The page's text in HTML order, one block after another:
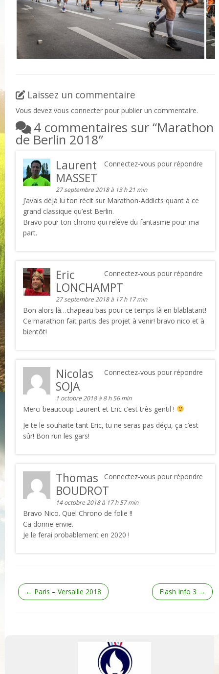
Laissez un commentaire
Vous devez vous connecter pour publier un commentaire.
4 commentaires sur “Marathon
de Berlin 2018”
Connectez-vous pour répondre
Laurent
MASSET
27 septembre 2018 à 13 h 21 min
J’avais déjà lu ton récit sur Marathon-Addicts quant à ce
grand classique qu’est Berlin.
Bravo pour ton chrono qui relève du fantasme pour ma
part.
Connectez-vous pour répondre
Eric
LONCHAMPT
27 septembre 2018 à 17 h 17 min
Bon alors là…chapeau bas pour ce temps là en blablatant!
Ce marathon fait partis des projet à venir! bravo nico et à
bientôt!
Connectez-vous pour répondre
Nicolas
SOJA
1 octobre 2018 à 8 h 56 min
Merci beaucoup Laurent et Eric c’est très gentil !
Je te le souhaite tant Eric, tu ne seras pas déçu, ça c’est
sûr! Bon run les gars!
Connectez-vous pour répondre
Thomas
BOUDROT
14 octobre 2018 à 17 h 57 min
Bravo Nico. Quel Chrono de folie !!
Ca donne envie.
Je le ferai probablement en 2020 !
← Paris – Versaille 2018 Flash Info 3 →